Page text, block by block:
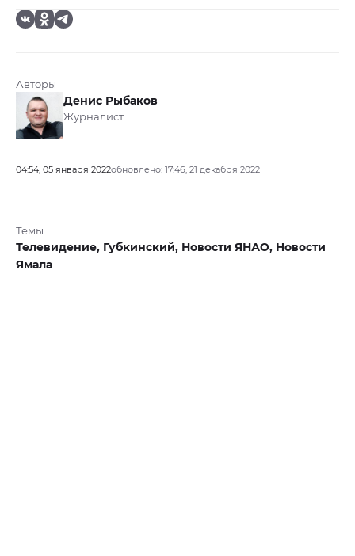
Авторы
Денис Рыбаков
Журналист
04:54, 05 января 2022обновлено: 17:46, 21 декабря 2022
Темы
Телевидение, Губкинский, Новости ЯНАО, Новости
Ямала